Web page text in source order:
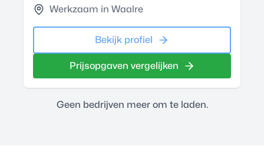
Werkzaam in Waalre
Bekijk profiel
Prijsopgaven vergelijken
Geen bedrijven meer om te laden.